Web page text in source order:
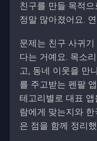
친구를 만들 목적
정말 많아졌어요.
문제는 친구 사귀
다는 거예요. 목소
고, 동네 이웃을 만
를 주고받는 펜팔
테고리별로 대표
람에게 맞는지와
은 점을 함께 정리